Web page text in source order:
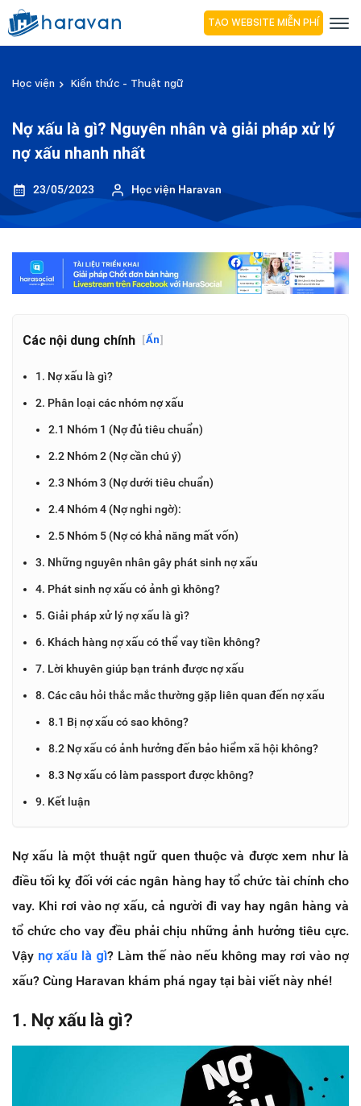
TẠO WEBSITE MIỄN PHÍ
Học viện Kiến thức - Thuật ngữ
Nợ xấu là gì? Nguyên nhân và giải pháp xử lý
nợ xấu nhanh nhất
23/05/2023 Học viện Haravan
Các nội dung chính [Ẩn]
1. Nợ xấu là gì?
2. Phân loại các nhóm nợ xấu
2.1 Nhóm 1 (Nợ đủ tiêu chuẩn)
2.2 Nhóm 2 (Nợ cần chú ý)
2.3 Nhóm 3 (Nợ dưới tiêu chuẩn)
2.4 Nhóm 4 (Nợ nghi ngờ):
2.5 Nhóm 5 (Nợ có khả năng mất vốn)
3. Những nguyên nhân gây phát sinh nợ xấu
4. Phát sinh nợ xấu có ảnh gì không?
5. Giải pháp xử lý nợ xấu là gì?
6. Khách hàng nợ xấu có thể vay tiền không?
7. Lời khuyên giúp bạn tránh được nợ xấu
8. Các câu hỏi thắc mắc thường gặp liên quan đến nợ xấu
8.1 Bị nợ xấu có sao không?
8.2 Nợ xấu có ảnh hưởng đến bảo hiểm xã hội không?
8.3 Nợ xấu có làm passport được không?
9. Kết luận
Nợ xấu là một thuật ngữ quen thuộc và được xem như là
điều tối kỵ đối với các ngân hàng hay tổ chức tài chính cho
vay. Khi rơi vào nợ xấu, cả người đi vay hay ngân hàng và
tổ chức cho vay đều phải chịu những ảnh hưởng tiêu cực.
Vậy nợ xấu là gì? Làm thế nào nếu không may rơi vào nợ
xấu? Cùng Haravan khám phá ngay tại bài viết này nhé!
1. Nợ xấu là gì?